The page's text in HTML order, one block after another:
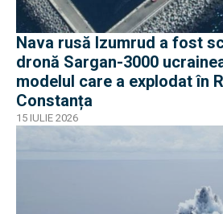
Nava rusă Izumrud a fost
dronă Sargan-3000
modelul care a explodat în
Constanța
15 IULIE 2026